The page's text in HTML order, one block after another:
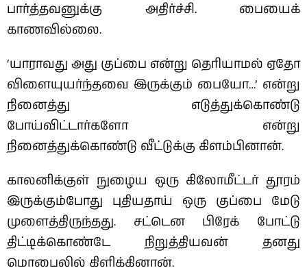
பார்த்தவனுக்கு அதிர்ச்சி. பையைக்
காணவில்லை.
‘யாராவது அது குப்பை என்று தெரியாமல் ஏதோ
விளையுயர்ந்தவை இருக்கும் பையோ…’ என்று
நினைத்து எடுத்துக்கொண்டு
போய்விட்டார்களோ என்று
நினைத்துக்கொண்டு வீட்டுக்கு கிளம்பினான்.
காலனிக்குள் நுழைய ஒரு கிலோமீட்டர் தூரம்
இருக்கும்போது புதியதாய் ஒரு குப்பை மேடு
முளைத்திருந்தது. சட்டென பிரேக் போட்டு
திட்டிக்கொண்டே நிறுத்தியவன் தனது
மொபைலில் கிளிக்கினான்.